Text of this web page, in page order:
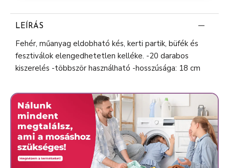
LEÍRÁS
Fehér, műanyag eldobható kés, kerti partik, büfék és
fesztiválok elengedhetetlen kelléke. -20 darabos
kiszerelés -többször használható -hosszúsága: 18 cm